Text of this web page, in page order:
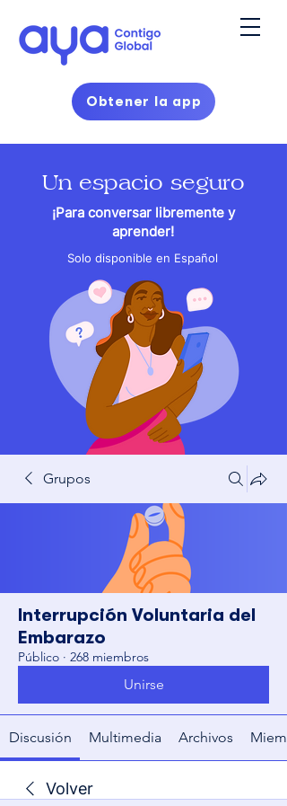
Obtener la app
Un espacio seguro
¡Para conversar libremente y
aprender!
Solo disponible en Español
Grupos
Interrupción Voluntaria del
Embarazo
Público · 268 miembros
Unirse
Discusión Multimedia Archivos
Volver